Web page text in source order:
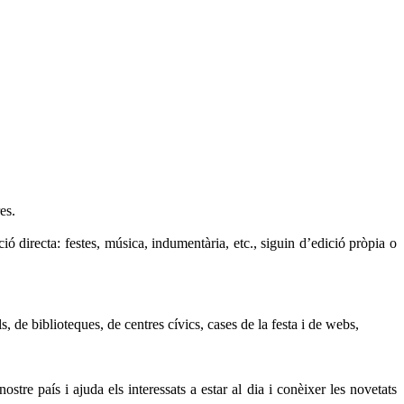
directa: festes, música, indumentària, etc., siguin d’edició pròpia o
biblioteques, de centres cívics, cases de la festa i de webs,
país i ajuda els interessats a estar al dia i conèixer les novetats